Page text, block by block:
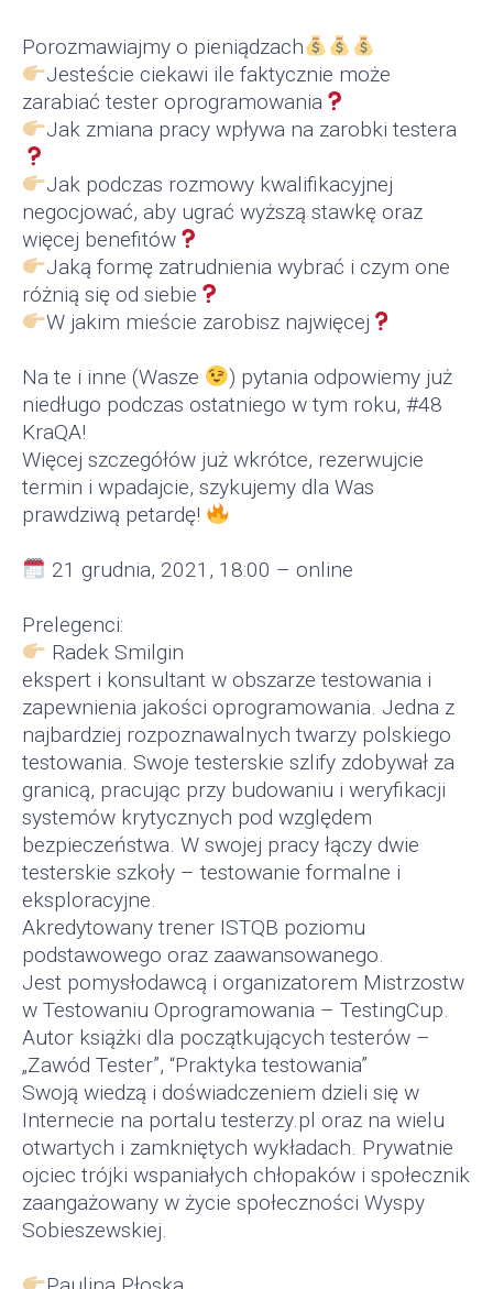
Porozmawiajmy o pieniądzach
Jesteście ciekawi ile faktycznie może
zarabiać tester oprogramowania
Jak zmiana pracy wpływa na zarobki testera
Jak podczas rozmowy kwalifikacyjnej
negocjować, aby ugrać wyższą stawkę oraz
więcej benefitów
Jaką formę zatrudnienia wybrać i czym one
różnią się od siebie
W jakim mieście zarobisz najwięcej
Na te i inne (Wasze
) pytania odpowiemy już
niedługo podczas ostatniego w tym roku, #48
KraQA!
Więcej szczegółów już wkrótce, rezerwujcie
termin i wpadajcie, szykujemy dla Was
prawdziwą petardę!
21 grudnia, 2021, 18:00 – online
Prelegenci:
Radek Smilgin
ekspert i konsultant w obszarze testowania i
zapewnienia jakości oprogramowania. Jedna z
najbardziej rozpoznawalnych twarzy polskiego
testowania. Swoje testerskie szlify zdobywał za
granicą, pracując przy budowaniu i weryfikacji
systemów krytycznych pod względem
bezpieczeństwa. W swojej pracy łączy dwie
testerskie szkoły – testowanie formalne i
eksploracyjne.
Akredytowany trener ISTQB poziomu
podstawowego oraz zaawansowanego.
Jest pomysłodawcą i organizatorem Mistrzostw
w Testowaniu Oprogramowania – TestingCup.
Autor książki dla początkujących testerów –
„Zawód Tester”, “Praktyka testowania”
Swoją wiedzą i doświadczeniem dzieli się w
Internecie na portalu testerzy.pl oraz na wielu
otwartych i zamkniętych wykładach. Prywatnie
ojciec trójki wspaniałych chłopaków i społecznik
zaangażowany w życie społeczności Wyspy
Sobieszewskiej.